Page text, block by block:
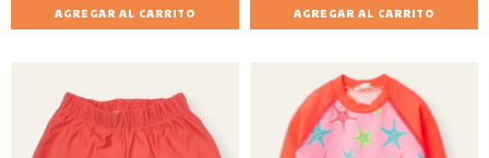
AGREGAR AL CARRITO AGREGAR AL CARRITO